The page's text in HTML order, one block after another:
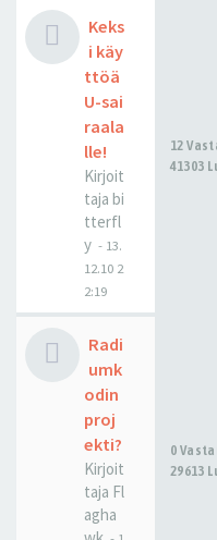
Keks
i käy
ttöä
U-sai
raala
lle!
Kirjoit
taja bi
tterfl
y - 13.
12.10 2
2:19
12
41303
Radi
umk
odin
proj
ekti?
Kirjoit
taja Fl
agha
0
29613